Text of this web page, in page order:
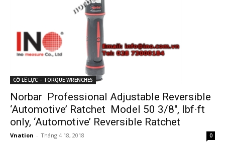
CỜ LÊ LỰC – TORQUE WRENCHES
Norbar Professional Adjustable Reversible
‘Automotive’ Ratchet Model 50 3/8″, lbf·ft
only, ‘Automotive’ Reversible Ratchet
Vnation - Tháng 4 18, 2018 0